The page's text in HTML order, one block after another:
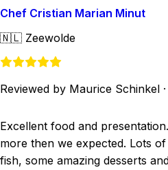
Chef Cristian Marian Minut
🇳🇱 Zeewolde
Reviewed by Maurice Schinkel ·
Excellent food and
more then we expected. Lots
fish, some amazing desserts